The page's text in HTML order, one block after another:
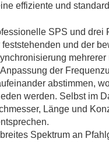
effiziente und
SPS und drei
und der
der
abstimmen,
werden. Selbst im
Länge und
Spektrum an